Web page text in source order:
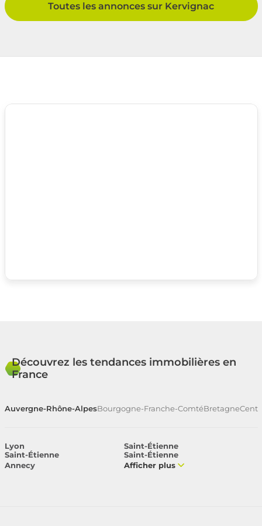
Toutes les annonces sur Kervignac
Découvrez les tendances immobilières en
France
Auvergne-Rhône-AlpesBourgogne-Franche-ComtéBretagne
Lyon
Saint-Étienne
Saint-Étienne
Saint-Étienne
Annecy
Afficher plus